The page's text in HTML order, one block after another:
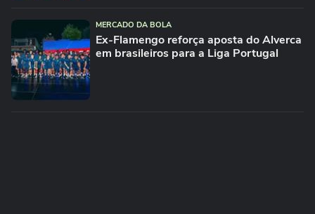
MERCADO DA BOLA
Ex-Flamengo reforça aposta do Alverca
em brasileiros para a Liga Portugal